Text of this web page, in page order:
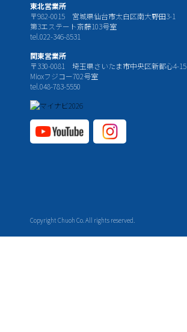
東北営業所
〒982-0015 宮城県仙台市太白区南大野田3-1
第3エステート斎藤103号室
tel.022-346-8531
関東営業所
〒330-0081 埼玉県さいたま市中央区新都心4-15
Mioxフジコー702号室
tel.048-783-5550
Copyright Chuoh Co. All rights reserved.